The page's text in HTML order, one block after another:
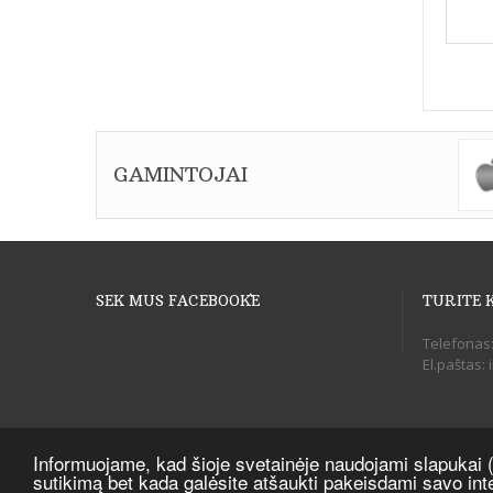
Informuojame, kad šioje svetainėje naudojami
sutikimą bet kada galėsite atšaukti pakeisdami savo
GAMINTOJAI
SEK MUS FACEBOOK`E TURITE
Telefonas:
El.paštas:
Balticmobiles.lt - Mobiliųjų telefonų ir jų priedų parduotuvė